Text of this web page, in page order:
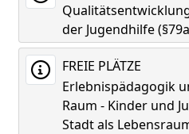
der Jugendhilfe
FREIE PLÄTZE
Erlebnispädagogik
Raum - Kinder und
Stadt als